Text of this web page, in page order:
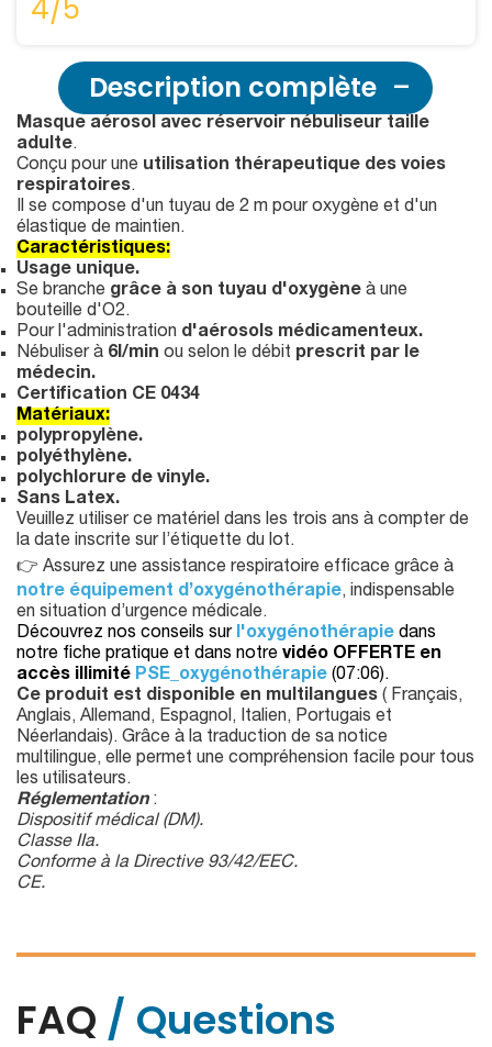
4/5
Description complète
Masque aérosol avec réservoir nébuliseur taille
adulte.
Conçu pour une utilisation thérapeutique des voies
respiratoires.
Il se compose d'un tuyau de 2 m pour oxygène et d'un
élastique de maintien.
Caractéristiques:
Usage unique.
Se branche grâce à son tuyau d'oxygène à une
bouteille d'O2.
Pour l'administration d'aérosols médicamenteux.
Nébuliser à 6l/min ou selon le débit prescrit par le
médecin.
Certification CE 0434
Matériaux:
polypropylène.
polyéthylène.
polychlorure de vinyle.
Sans Latex.
Veuillez utiliser ce matériel dans les trois ans à compter de
la date inscrite sur l’étiquette du lot.
👉 Assurez une assistance respiratoire efficace grâce à
notre équipement d’oxygénothérapie, indispensable
en situation d’urgence médicale.
Découvrez nos conseils sur l'oxygénothérapie dans
notre fiche pratique et dans notre vidéo OFFERTE en
accès illimité PSE_oxygénothérapie (07:06).
Ce produit est disponible en multilangues ( Français,
Anglais, Allemand, Espagnol, Italien, Portugais et
Néerlandais). Grâce à la traduction de sa notice
multilingue, elle permet une compréhension facile pour tous
les utilisateurs.
Réglementation :
Dispositif médical (DM).
Classe IIa.
Conforme à la Directive 93/42/EEC.
CE.
FAQ / Questions